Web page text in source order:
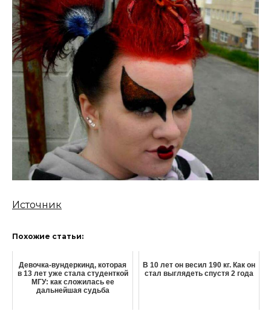
Источник
Похожие статьи:
Девочка-вундеркинд, которая
в 13 лет уже стала студенткой
МГУ: как сложилась ее
дальнейшая судьба
В 10 лет он весил 190 кг. Как он
стал выглядеть спустя 2 года